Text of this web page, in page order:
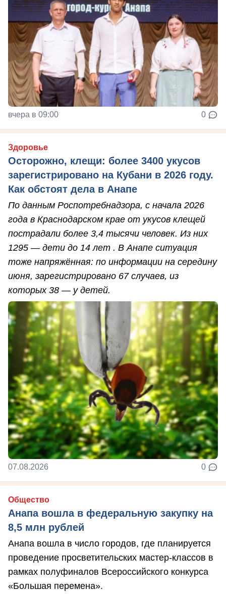
вчера в 09:00 0
Здоровье
Осторожно, клещи: более 3400 укусов
зарегистрировано на Кубани в 2026 году.
Как обстоят дела в Анапе
По данным Роспотребнадзора, с начала 2026
года в Краснодарском крае от укусов клещей
пострадали более 3,4 тысячи человек. Из них
1295 — дети до 14 лет . В Анапе ситуация
тоже напряжённая: по информации на середину
июня, зарегистрировано 67 случаев, из
которых 38 — у детей.
07.08.2026 0
Общество
Анапа вошла в федеральную закупку на
8,5 млн рублей
Анапа вошла в число городов, где планируется
проведение просветительских мастер-классов в
рамках полуфиналов Всероссийского конкурса
«Большая перемена».